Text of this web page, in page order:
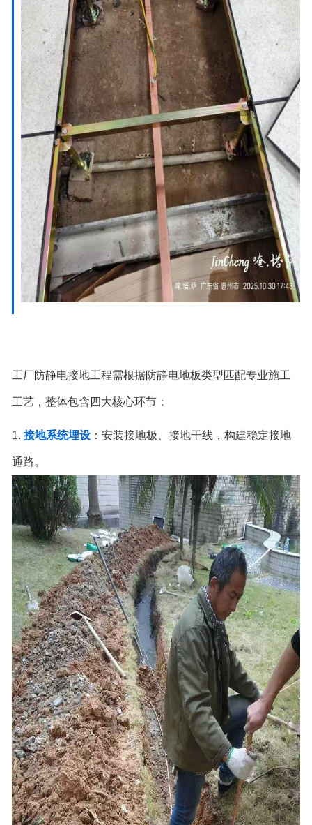
工厂防静电接地工程需根据防静电地板类型匹配专业施工
工艺，整体包含四大核心环节：
1. 接地系统埋设：安装接地极、接地干线，构建稳定接地
通路。